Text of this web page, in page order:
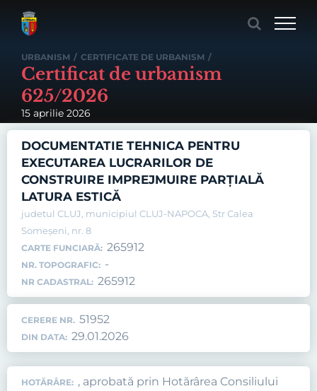
URBANISM / CERTIFICATE DE URBANISM /
Certificat de urbanism
625/2026
15 aprilie 2026
DOCUMENTATIE TEHNICA PENTRU
EXECUTAREA LUCRARILOR DE
CONSTRUIRE IMPREJMUIRE PARȚIALĂ
LATURA ESTICĂ
judetul CLUJ, municipiul CLUJ-NAPOCA, Str Calea
Someșeni, nr. 8
CARTE FUNCIARĂ: 265912
NR. TOPOGRAFIC: -
NR CADASTRAL: 265912
CERERE NR. 51952
DIN DATA: 29.01.2026
HOTĂRÂRE: , aprobată prin Hotărârea Consiliului